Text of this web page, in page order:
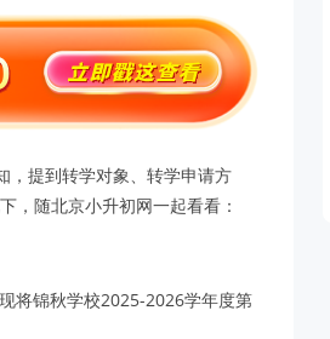
，提到转学对象、转学申请方
，随北京小升初网一起看看：
将锦秋学校2025-2026学年度第